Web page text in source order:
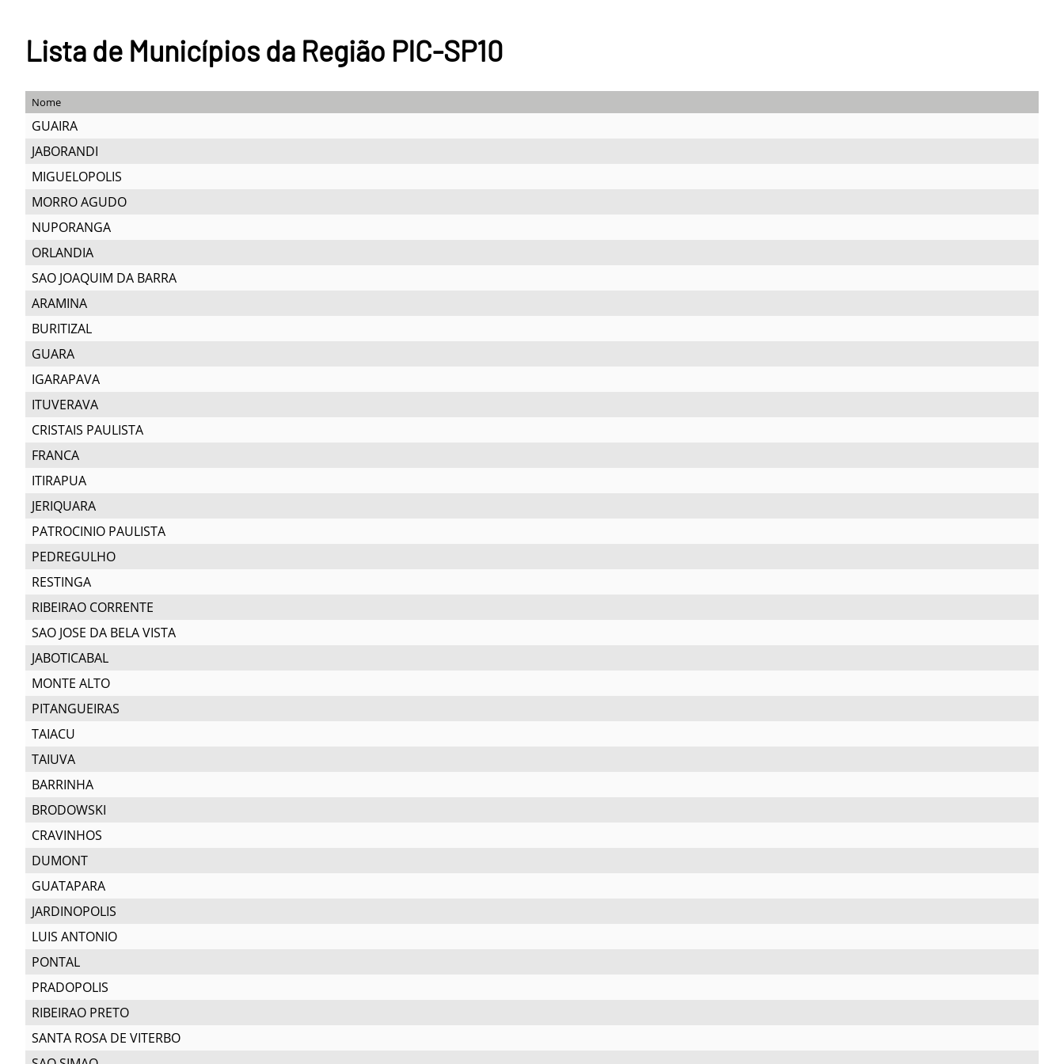
Lista de Municípios da Região PIC-SP10
Nome
GUAIRA
JABORANDI
MIGUELOPOLIS
MORRO AGUDO
NUPORANGA
ORLANDIA
SAO JOAQUIM DA BARRA
ARAMINA
BURITIZAL
GUARA
IGARAPAVA
ITUVERAVA
CRISTAIS PAULISTA
FRANCA
ITIRAPUA
JERIQUARA
PATROCINIO PAULISTA
PEDREGULHO
RESTINGA
RIBEIRAO CORRENTE
SAO JOSE DA BELA VISTA
JABOTICABAL
MONTE ALTO
PITANGUEIRAS
TAIACU
TAIUVA
BARRINHA
BRODOWSKI
CRAVINHOS
DUMONT
GUATAPARA
JARDINOPOLIS
LUIS ANTONIO
PONTAL
PRADOPOLIS
RIBEIRAO PRETO
SANTA ROSA DE VITERBO